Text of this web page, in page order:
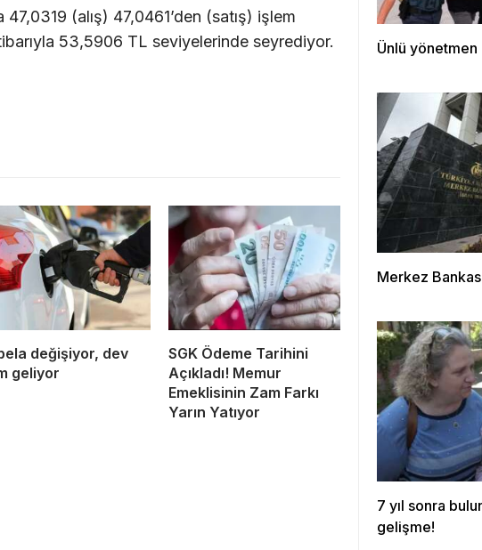
(alış) 47,0461’den (satış) işlem
53,5906 TL seviyelerinde seyrediyor.
değişiyor, dev
geliyor
SGK Ödeme Tarihini
Açıkladı! Memur
Emeklisinin Zam Farkı
Yarın Yatıyor
Ünlü yönetmen
Merkez
7 yıl sonra
gelişme!